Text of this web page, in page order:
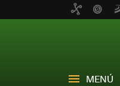
MENÚ